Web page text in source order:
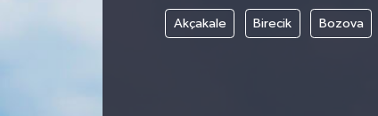
Akçakale Birecik Bozova